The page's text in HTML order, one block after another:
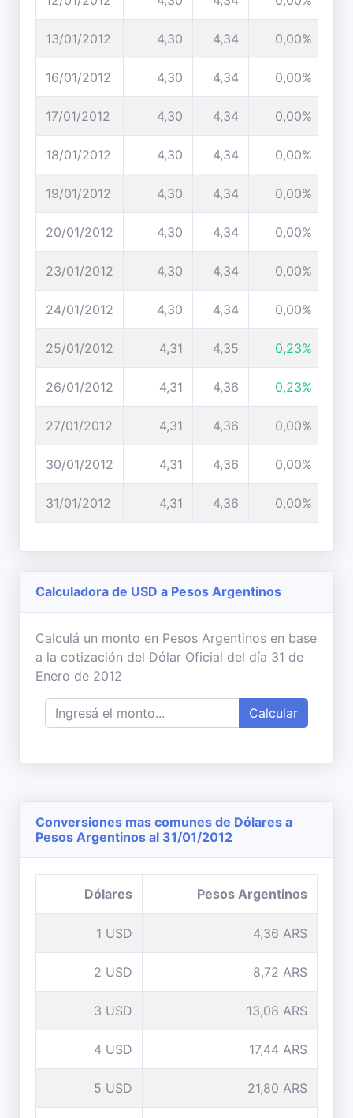
13/01/2012 4,30 4,34 0,00%
16/01/2012 4,30 4,34 0,00%
17/01/2012 4,30 4,34 0,00%
18/01/2012 4,30 4,34 0,00%
19/01/2012 4,30 4,34 0,00%
20/01/2012 4,30 4,34 0,00%
23/01/2012 4,30 4,34 0,00%
24/01/2012 4,30 4,34 0,00%
25/01/2012 4,31 4,35 0,23%
26/01/2012 4,31 4,36 0,23%
27/01/2012 4,31 4,36 0,00%
30/01/2012 4,31 4,36 0,00%
31/01/2012 4,31 4,36 0,00%
Calculadora de USD a Pesos Argentinos
Calculá un monto en Pesos Argentinos en base
a la cotización del Dólar Oficial del día 31 de
Enero de 2012
Calcular
Conversiones mas comunes de Dólares a
Pesos Argentinos al 31/01/2012
Dólares Pesos Argentinos
1 USD 4,36 ARS
2 USD 8,72 ARS
3 USD 13,08 ARS
4 USD 17,44 ARS
5 USD 21,80 ARS